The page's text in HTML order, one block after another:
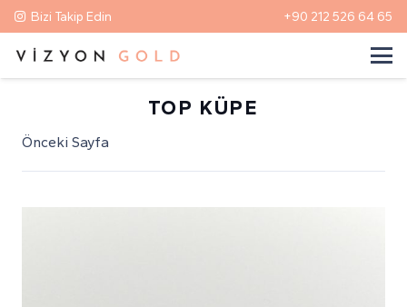
Bizi Takip Edin +90 212 526 64 65
TOP KÜPE
Önceki Sayfa